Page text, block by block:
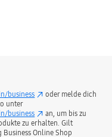
business
oder melde dich
unter
business
an, um bis zu
zu erhalten. Gilt
Online Shop